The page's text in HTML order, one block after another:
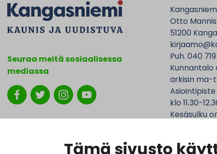
Tämä sivusto
Seuraa meitä sosiaalisessa
mediassa
Otto
51200
Puh. 040
Kunnantalo
arkisin ma-
klo 11.30-
Kesäsulku